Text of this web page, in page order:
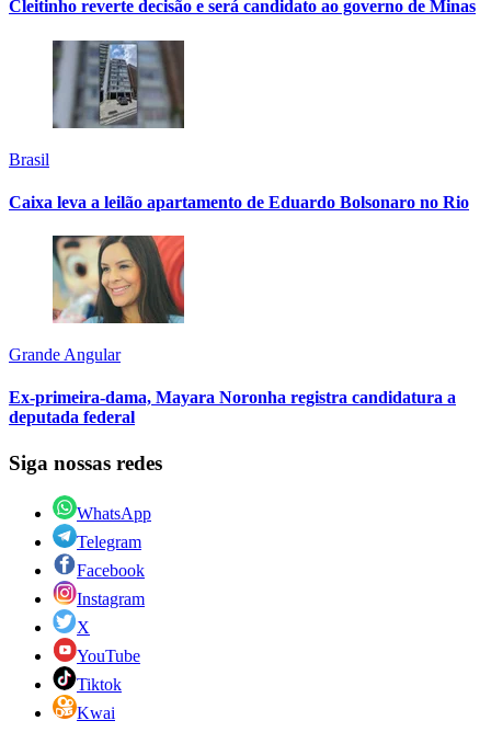
Cleitinho reverte decisão e será candidato ao governo de Minas
Brasil
Caixa leva a leilão apartamento de Eduardo Bolsonaro no Rio
Grande Angular
Ex-primeira-dama, Mayara Noronha registra candidatura a
deputada federal
Siga nossas redes
WhatsApp
Telegram
Facebook
Instagram
X
YouTube
Tiktok
Kwai